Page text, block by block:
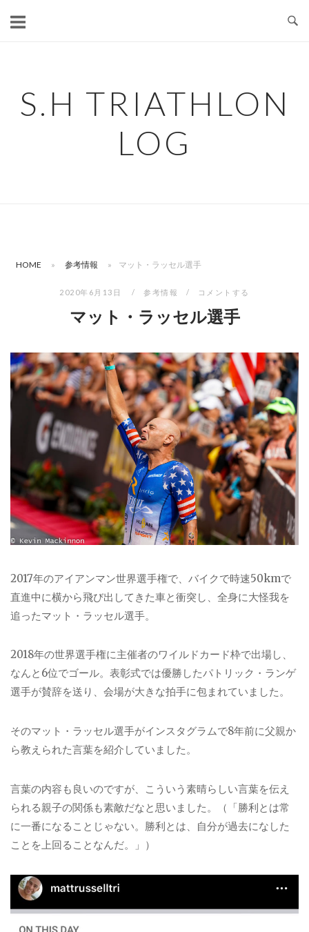
S.H TRIATHLON
LOG
HOME » 参考情報 » マット・ラッセル選手
2020年6月13日 参考情報 コメントする
マット・ラッセル選手
2017年のアイアンマン世界選手権で、バイクで時速50kmで
直進中に横から飛び出してきた車と衝突し、全身に大怪我を
追ったマット・ラッセル選手。
2018年の世界選手権に主催者のワイルドカード枠で出場し、
なんと6位でゴール。表彰式では優勝したパトリック・ランゲ
選手が賛辞を送り、会場が大きな拍手に包まれていました。
そのマット・ラッセル選手がインスタグラムで8年前に父親か
ら教えられた言葉を紹介していました。
言葉の内容も良いのですが、こういう素晴らしい言葉を伝え
られる親子の関係も素敵だなと思いました。（「勝利とは常
に一番になることじゃない。勝利とは、自分が過去になした
ことを上回ることなんだ。」）